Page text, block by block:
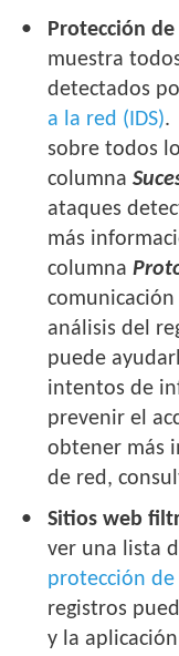
Protección de
muestra
detectados
a la red (IDS).
sobre todos
columna
ataques
más
columna
análisis del
puede
intentos de
prevenir el
obtener más
de red,
Sitios web
ver una lista
protección de
registros
y la